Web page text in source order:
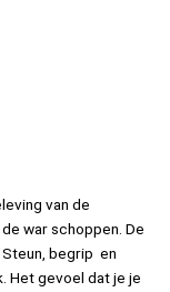
van de
war schoppen. De
begrip en
Het gevoel dat je je